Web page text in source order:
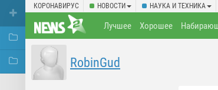
КОРОНАВИРУС НОВОСТИ НАУКА И ТЕХНИКА
Лучшее Хорошее
RobinGud